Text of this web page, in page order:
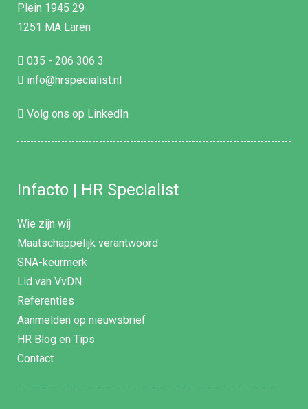
Plein 1945 29
1251 MA Laren
035 - 206 306 3
info@hrspecialist.nl
Volg ons op LinkedIn
Infacto | HR Specialist
Wie zijn wij
Maatschappelijk verantwoord
SNA-keurmerk
Lid van VvDN
Referenties
Aanmelden op nieuwsbrief
HR Blog en Tips
Contact